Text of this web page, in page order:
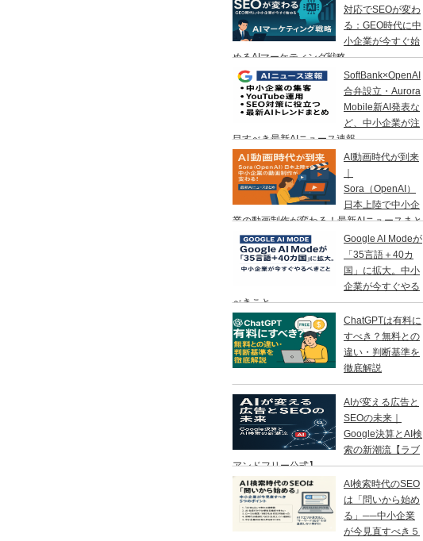
対応でSEOが変わ
る：GEO時代に中
小企業が今すぐ始
めるAIマーケティング戦略
SoftBank×OpenAI
合弁設立・Aurora
Mobile新AI発表な
ど、中小企業が注
目すべき最新AIニュース速報
AI動画時代が到来
Sora（OpenAI）
日本上陸で中小企
業の動画制作が変わる！最新AIニュースまと
め
Google AI Modeが
「35言語＋40カ
国」に拡大。中小
企業が今すぐやる
べきこと
ChatGPTは有料に
すべき？無料との
違い・判断基準を
徹底解説
AIが変える広告と
SEOの未来｜
Google決算とAI検
索の新潮流【ラブ
アンドフリー公式】
AI検索時代のSEO
は「問いから始め
る」──中小企業
が今見直すべき５